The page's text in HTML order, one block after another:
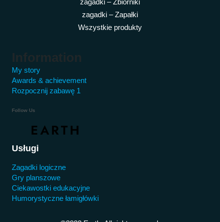
zagadki – Zbiorniki
zagadki – Zapałki
Wszystkie produkty
Information
My story
Awards & achievement
Rozpocznij zabawę 1
Follow Us
Usługi
Zagadki logiczne
Gry planszowe
Ciekawostki edukacyjne
Humorystyczne łamigłówki